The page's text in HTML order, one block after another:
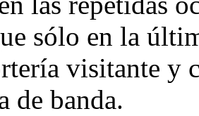
sólo en la
visitante y
de banda.